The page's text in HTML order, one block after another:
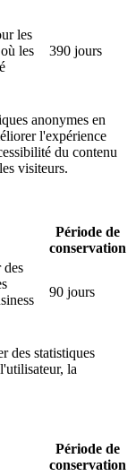
les
les
390 jours
anonymes en
l'expérience
du contenu
visiteurs.
Période de
conservation
des
90 jours
des statistiques
la
Période de
conservation